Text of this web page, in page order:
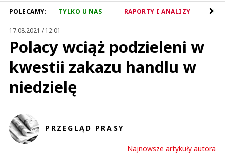
POLECAMY: TYLKO U NAS RAPORTY I ANALIZY
17.08.2021 / 12:01
Polacy wciąż podzieleni w
kwestii zakazu handlu w
niedzielę
PRZEGLĄD PRASY
Najnowsze artykuły autora